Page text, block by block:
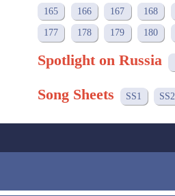
165 166 167 168
177 178 179 180
Spotlight on Russia
Song Sheets SS1 SS2